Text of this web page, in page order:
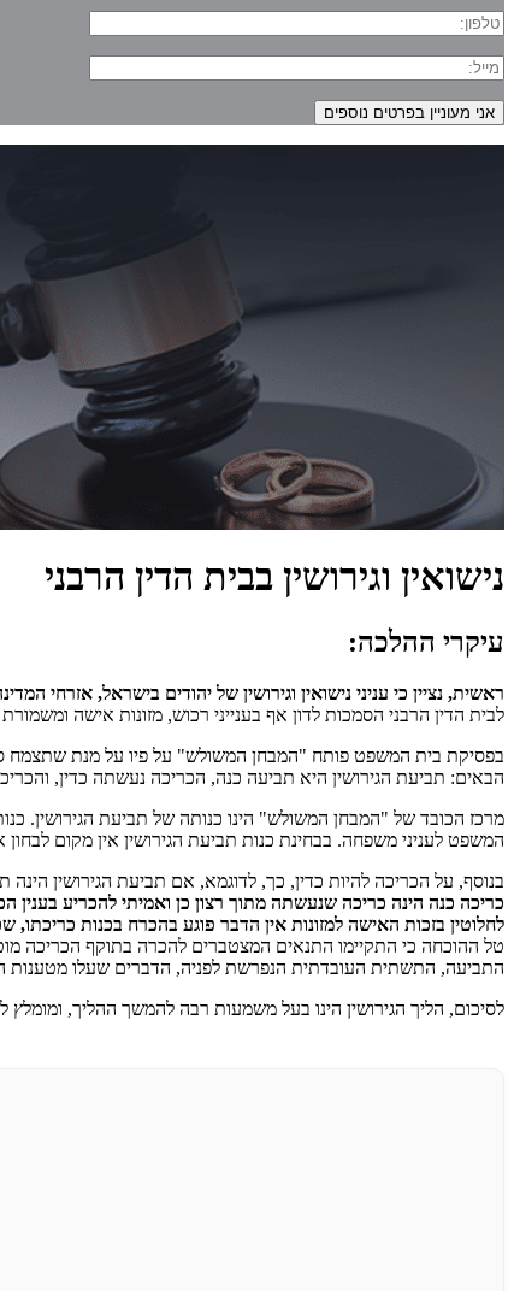
נישואין וגירושין בבית הדין הרבני
עיקרי ההלכה:
ראשית, נציין כי עניני נישואין וגירושין של יהודים בישראל, אזרחי
לבית הדין הרבני הסמכות לדון אף בענייני רכוש, מזונות אישה
בפסיקת בית המשפט פותח "המבחן המשולש" על פיו על מנת שתצמח
הבאים: תביעת הגירושין היא תביעה כנה, הכריכה נעשתה כדין,
מרכז הכובד של "המבחן המשולש" הינו כנותה של תביעת הגירושין.
המשפט לעניני משפחה. בבחינת כנות תביעת הגירושין אין מקום
בנוסף, על הכריכה להיות כדין, כך, לדוגמא, אם תביעת הגירושין הינה
כריכה כנה הינה כריכה שנעשתה מתוך רצון כן ואמיתי להכריע בענין
לחלוטין בזכות האישה למזונות אין הדבר פוגע בהכרח בכנות כריכתו,
טל ההוכחה כי התקיימו התנאים המצטברים להכרה בתוקף הכריכה
התביעה, התשתית העובדתית הנפרשת לפניה, הדברים שעלו מטענות
לסיכום, הליך הגירושין הינו בעל משמעות רבה להמשך ההליך,